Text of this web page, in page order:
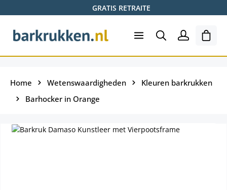
GRATIS RETRAITE
Home Wetenswaardigheden
Kleuren barkrukken
Barhocker in Orange